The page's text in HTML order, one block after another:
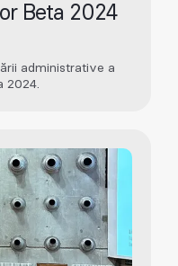
Beta 2024
administrative a
2024.